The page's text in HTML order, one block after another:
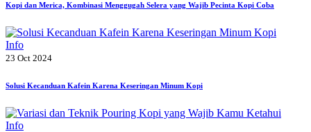
Kopi dan Merica, Kombinasi Menggugah Selera yang Wajib Pecinta Kopi Coba
Info
23 Oct 2024
Solusi Kecanduan Kafein Karena Keseringan Minum Kopi
Info